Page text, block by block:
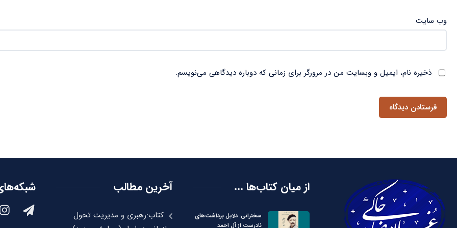
وب‌ سایت
ذخیره نام، ایمیل و وبسایت من در مرورگر برای زمانی که دوباره دیدگاهی می‌نویسم.
از میان کتاب‌ها ...
سخنرانی: دلایل برداشت‌های
نادرست از آل احمد
آخرین مطالب
کتاب:رهبری و مدیریت تحول